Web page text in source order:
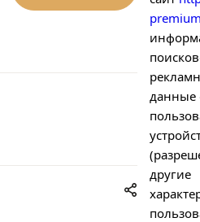
данные
другие